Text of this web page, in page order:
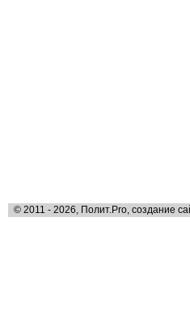
© 2011 - 2026, Полит.Pro, создание